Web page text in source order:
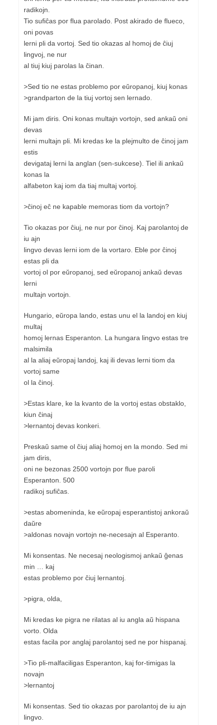
radikojn.
Tio sufiĉas por flua parolado. Post akirado de flueco,
oni povas
lerni pli da vortoj. Sed tio okazas al homoj de ĉiuj
lingvoj, ne nur
al tiuj kiuj parolas la ĉinan.
>Sed tio ne estas problemo por eŭropanoj, kiuj konas
>grandparton de la tiuj vortoj sen lernado.
Mi jam diris. Oni konas multajn vortojn, sed ankaŭ oni
devas
lerni multajn pli. Mi kredas ke la plejmulto de ĉinoj jam
estis
devigataj lerni la anglan (sen-sukcese). Tiel ili ankaŭ
konas la
alfabeton kaj iom da tiaj multaj vortoj.
>ĉinoj eĉ ne kapable memoras tiom da vortojn?
Tio okazas por ĉiuj, ne nur por ĉinoj. Kaj parolantoj de
iu ajn
lingvo devas lerni iom de la vortaro. Eble por ĉinoj
estas pli da
vortoj ol por eŭropanoj, sed eŭropanoj ankaŭ devas
lerni
multajn vortojn.
Hungario, eŭropa lando, estas unu el la landoj en kiuj
multaj
homoj lernas Esperanton. La hungara lingvo estas tre
malsimila
al la aliaj eŭropaj landoj, kaj ili devas lerni tiom da
vortoj same
ol la ĉinoj.
>Estas klare, ke la kvanto de la vortoj estas obstaklo,
kiun ĉinaj
>lernantoj devas konkeri.
Preskaŭ same ol ĉiuj aliaj homoj en la mondo. Sed mi
jam diris,
oni ne bezonas 2500 vortojn por flue paroli
Esperanton. 500
radikoj sufiĉas.
>estas abomeninda, ke eŭropaj esperantistoj ankoraŭ
daŭre
>aldonas novajn vortojn ne-necesajn al Esperanto.
Mi konsentas. Ne necesaj neologismoj ankaŭ ĝenas
min … kaj
estas problemo por ĉiuj lernantoj.
>pigra, olda,
Mi kredas ke pigra ne rilatas al iu angla aŭ hispana
vorto. Olda
estas facila por anglaj parolantoj sed ne por hispanaj.
>Tio pli-malfaciligas Esperanton, kaj for-timigas la
novajn
>lernantoj
Mi konsentas. Sed tio okazas por parolantoj de iu ajn
lingvo.